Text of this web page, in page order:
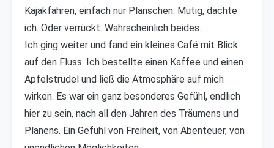
Kajakfahren, einfach nur Planschen. Mutig, dachte
ich. Oder verrückt. Wahrscheinlich beides.
Ich ging weiter und fand ein kleines Café mit Blick
auf den Fluss. Ich bestellte einen Kaffee und einen
Apfelstrudel und ließ die Atmosphäre auf mich
wirken. Es war ein ganz besonderes Gefühl, endlich
hier zu sein, nach all den Jahren des Träumens und
Planens. Ein Gefühl von Freiheit, von Abenteuer, von